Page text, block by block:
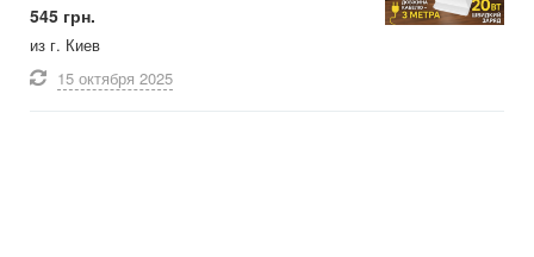
545 грн.
из г. Киев
15 октября 2025